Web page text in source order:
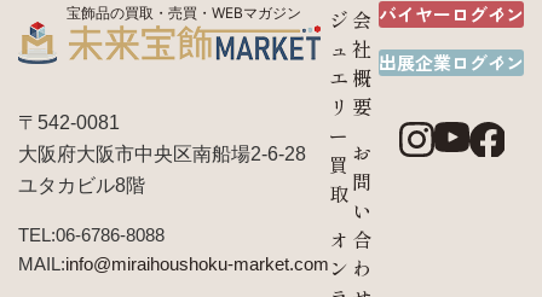
宝飾品の買取・売買・WEBマガジン
〒542-0081
大阪府大阪市中央区南船場2-6-28
ユタカビル8階
TEL:06-6786-8088
MAIL:info@miraihoushoku-market.com
ジ
ュ
エ
リ
ー
買
取
オ
ン
会
社
概
要
お
問
い
合
わ
バイヤーログイン
出展企業ログイン